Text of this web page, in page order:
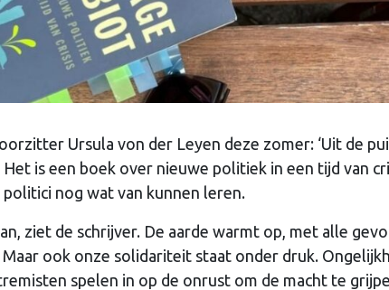
Ursula von der Leyen deze zomer: ‘Uit de
is een boek over nieuwe politiek in een tijd van
nog wat van kunnen leren.
ziet de schrijver. De aarde warmt op, met alle
ook onze solidariteit staat onder druk.
spelen in op de onrust om de macht te